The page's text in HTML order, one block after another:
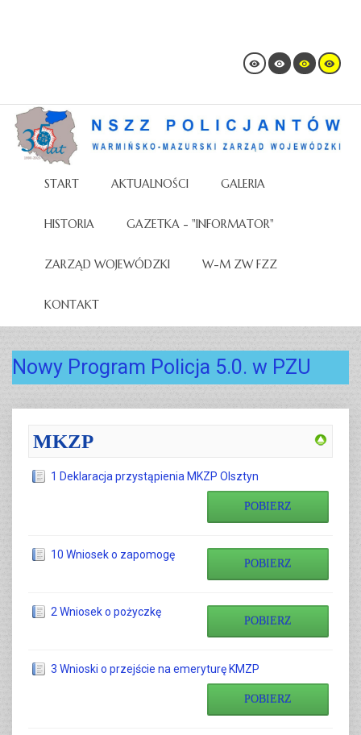
START AKTUALNOŚCI GALERIA
HISTORIA GAZETKA - "INFORMATOR"
ZARZĄD WOJEWÓDZKI W-M ZW FZZ
KONTAKT
Nowy Program Policja 5.0. w PZU
MKZP
1 Deklaracja przystąpienia MKZP Olsztyn
POBIERZ
10 Wniosek o zapomogę
POBIERZ
2 Wniosek o pożyczkę
POBIERZ
3 Wnioski o przejście na emeryturę KMZP
POBIERZ